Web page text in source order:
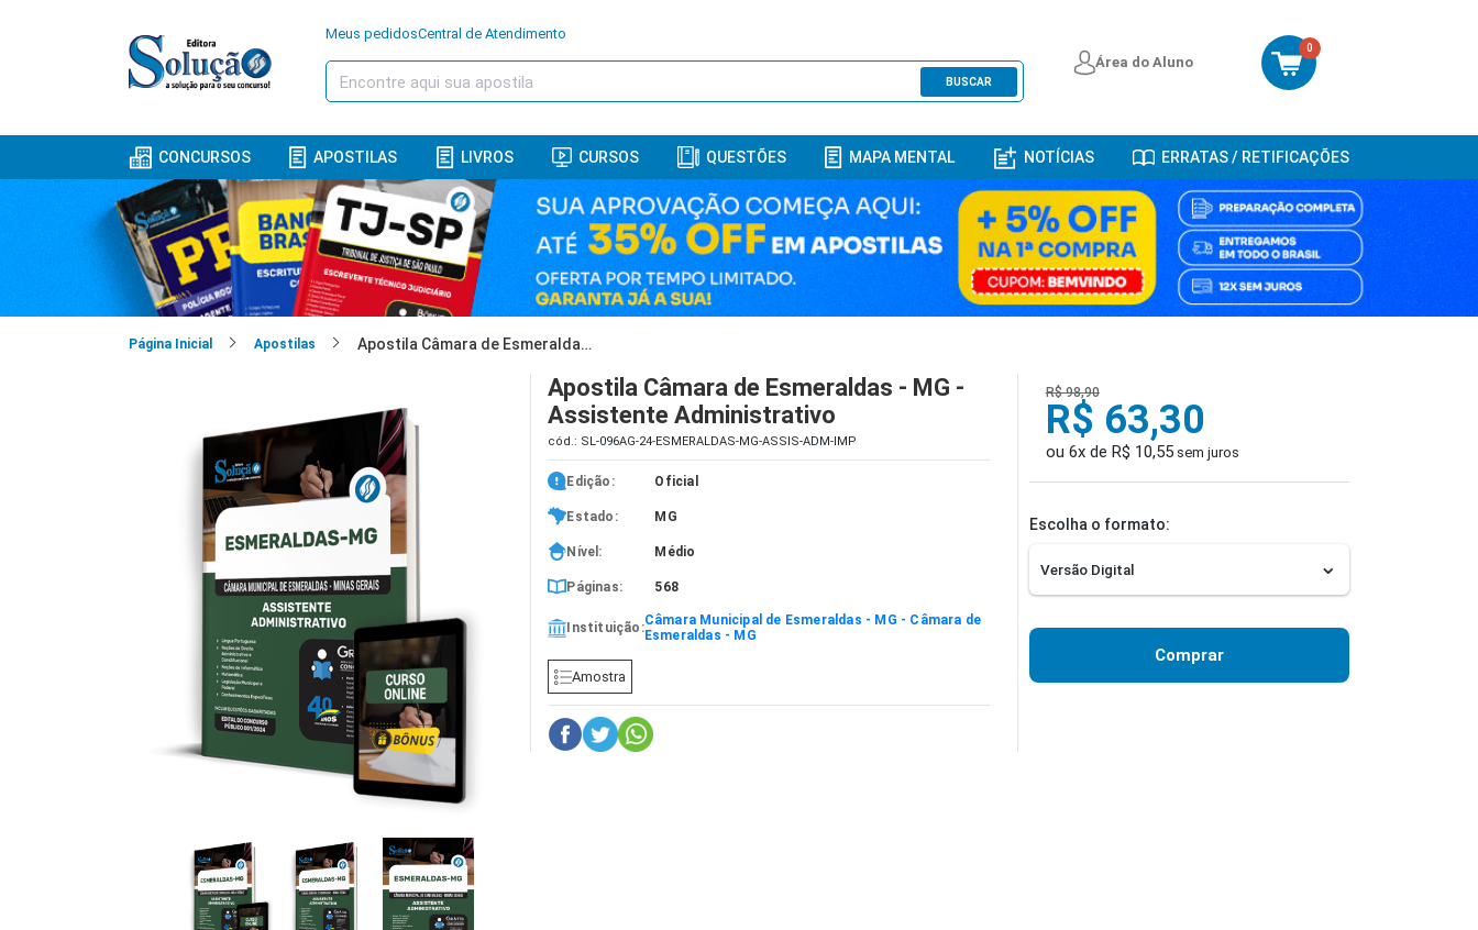
Meus pedidosCentral de Atendimento
BUSCAR
Área do Aluno
0
CONCURSOS APOSTILAS LIVROS CURSOS QUESTÕES MAPA MENTAL NOTÍCIAS ERRATAS / RETIFICAÇÕES
Página Inicial Apostilas Apostila Câmara de Esmeraldas - MG - Assistente Administrativo
Apostila Câmara de Esmeraldas - MG -
Assistente Administrativo
cód.: SL-096AG-24-ESMERALDAS-MG-ASSIS-ADM-IMP
Edição: Oficial
Estado: MG
Nível: Médio
Páginas: 568
Instituição:Câmara Municipal de Esmeraldas - MG - Câmara de
Esmeraldas - MG
Amostra
R$ 98,90
R$ 63,30
ou 6x de R$ 10,55sem juros
Escolha o formato:
Comprar